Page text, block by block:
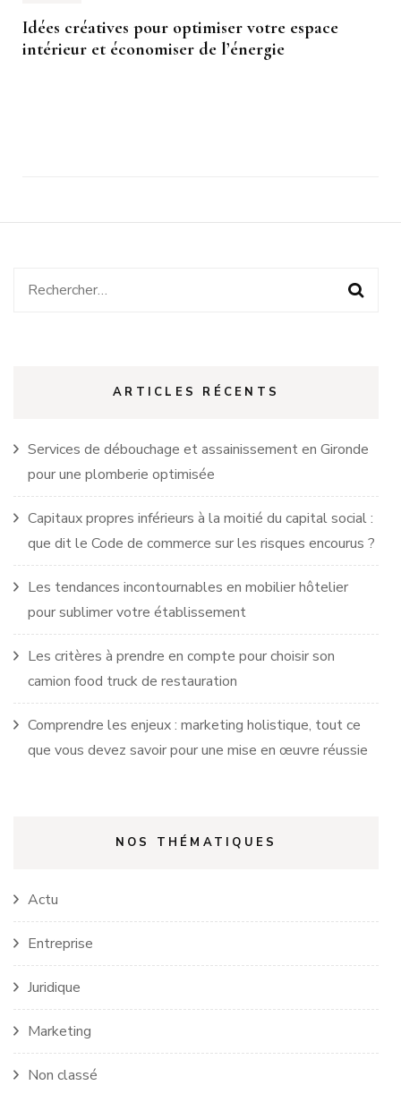
Idées créatives pour optimiser votre espace
intérieur et économiser de l’énergie
Rechercher :
ARTICLES RÉCENTS
Services de débouchage et assainissement en Gironde
pour une plomberie optimisée
Capitaux propres inférieurs à la moitié du capital social :
que dit le Code de commerce sur les risques encourus ?
Les tendances incontournables en mobilier hôtelier
pour sublimer votre établissement
Les critères à prendre en compte pour choisir son
camion food truck de restauration
Comprendre les enjeux : marketing holistique, tout ce
que vous devez savoir pour une mise en œuvre réussie
NOS THÉMATIQUES
Actu
Entreprise
Juridique
Marketing
Non classé